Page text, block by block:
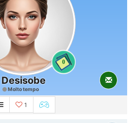
0
Desisobe
Molto tempo
1